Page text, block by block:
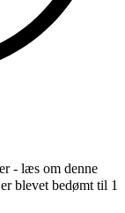
- læs om denne
blevet bedømt til 1